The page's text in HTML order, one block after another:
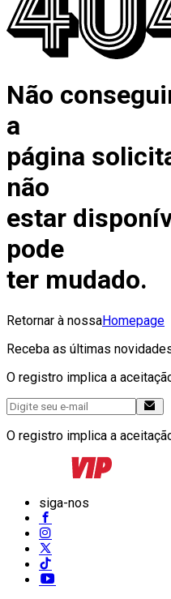
Não
a
página
não
estar
pode
ter mudado.
Retornar à nossaHomepage
Receba as últimas
O registro implica a
O registro implica a
siga-nos